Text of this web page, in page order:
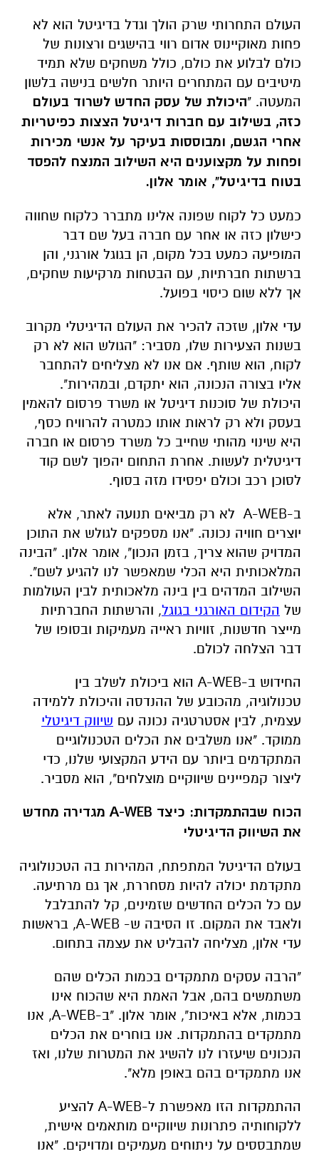
העולם התחרותי שרק הולך וגדל בדיגיטל הוא לא
פחות מאוקיינוס אדום רווי בהישגים ורצונות של
כולם לבלוע את כולם, כולל משחקים שלא תמיד
מיטיבים עם המתחרים היותר חלשים בנישה בלשון
המעטה. "היכולת של עסק החדש לשרוד בעולם
כזה, בשילוב עם חברות דיגיטל הצצות כפיטריות
אחרי הגשם, ומבוססות בעיקר על אנשי מכירות
ופחות על מקצוענים היא השילוב המנצח להפסד
בטוח בדיגיטל", אומר אלון.
כמעט כל לקוח שפונה אלינו מתברר כלקוח שחווה
כישלון כזה או אחר עם חברה בעל שם דבר
המופיעה כמעט בכל מקום, הן בגוגל אורגני, והן
ברשתות חברתיות, עם הבטחות מרקיעות שחקים,
אך ללא שום כיסוי בפועל.
עדי אלון, שזכה להכיר את העולם הדיגיטלי מקרוב
בשנות הצעירות שלו, מסביר: "הגולש הוא לא רק
לקוח, הוא שותף. אם אנו לא מצליחים להתחבר
אליו בצורה הנכונה, הוא יתקדם, ובמהירות".
היכולת של סוכנות דיגיטל או משרד פרסום להאמין
בעסק ולא רק לראות אותו כמטרה להרוויח כסף,
היא שינוי מהותי שחייב כל משרד פרסום או חברה
דיגיטלית לעשות. אחרת התחום יהפוך לשם קוד
לסוכן רכב וכולם יפסידו מזה בסוף.
ב-A-WEB לא רק מביאים תנועה לאתר, אלא
יוצרים חוויה נכונה. "אנו מספקים לגולש את התוכן
המדויק שהוא צריך, בזמן הנכון", אומר אלון. "הבינה
המלאכותית היא הכלי שמאפשר לנו להגיע לשם".
השילוב המדהים בין בינה מלאכותית לבין העולמות
של הקידום האורגני בגוגל, והרשתות החברתיות
מייצר חדשנות, זוויות ראייה מעמיקות ובסופו של
דבר הצלחה לכולם.
החידוש ב-A-WEB הוא ביכולת לשלב בין
טכנולוגיה, מהכובע של ההנדסה והיכולת ללמידה
עצמית, לבין אסטרטגיה נכונה עם שיווק דיגיטלי
ממוקד. "אנו משלבים את הכלים הטכנולוגיים
המתקדמים ביותר עם הידע המקצועי שלנו, כדי
ליצור קמפיינים שיווקיים מוצלחים", הוא מסביר.
הכוח שבהתמקדות: כיצד A-WEB מגדירה מחדש
את השיווק הדיגיטלי
בעולם הדיגיטל המתפתח, המהירות בה הטכנולוגיה
מתקדמת יכולה להיות מסחררת, אך גם מרתיעה.
עם כל הכלים החדשים שזמינים, קל להתבלבל
ולאבד את המקום. זו הסיבה ש- A-WEB, בראשות
עדי אלון, מצליחה להבליט את עצמה בתחום.
"הרבה עסקים מתמקדים בכמות הכלים שהם
משתמשים בהם, אבל האמת היא שהכוח אינו
בכמות, אלא באיכות", אומר אלון. "ב-A-WEB, אנו
מתמקדים בהתמקדות. אנו בוחרים את הכלים
הנכונים שיעזרו לנו להשיג את המטרות שלנו, ואז
אנו מתמקדים בהם באופן מלא".
ההתמקדות הזו מאפשרת ל-A-WEB להציע
ללקוחותיה פתרונות שיווקיים מותאמים אישית,
שמתבססים על ניתוחים מעמיקים ומדויקים. "אנו